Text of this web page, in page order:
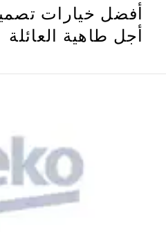
أفضل خيارات
أجل طاهية العائلة